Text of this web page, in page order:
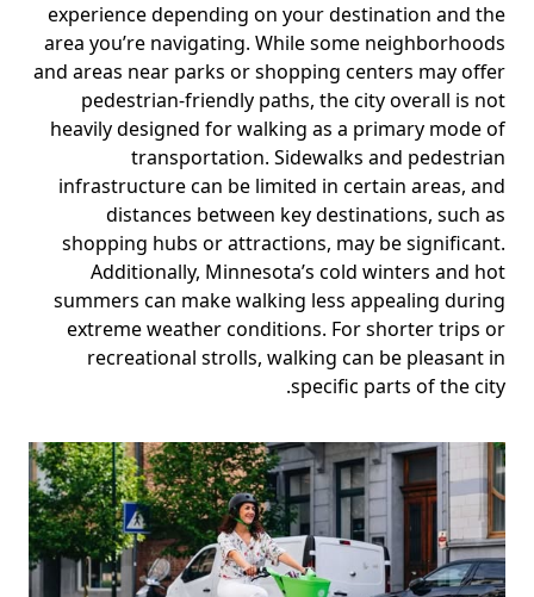
experience depending on your destination and the
area you’re navigating. While some neighborhoods
and areas near parks or shopping centers may offer
pedestrian-friendly paths, the city overall is not
heavily designed for walking as a primary mode of
transportation. Sidewalks and pedestrian
infrastructure can be limited in certain areas, and
distances between key destinations, such as
shopping hubs or attractions, may be significant.
Additionally, Minnesota’s cold winters and hot
summers can make walking less appealing during
extreme weather conditions. For shorter trips or
recreational strolls, walking can be pleasant in
specific parts of the city.